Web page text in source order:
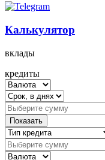
Калькулятор
вклады
кредиты